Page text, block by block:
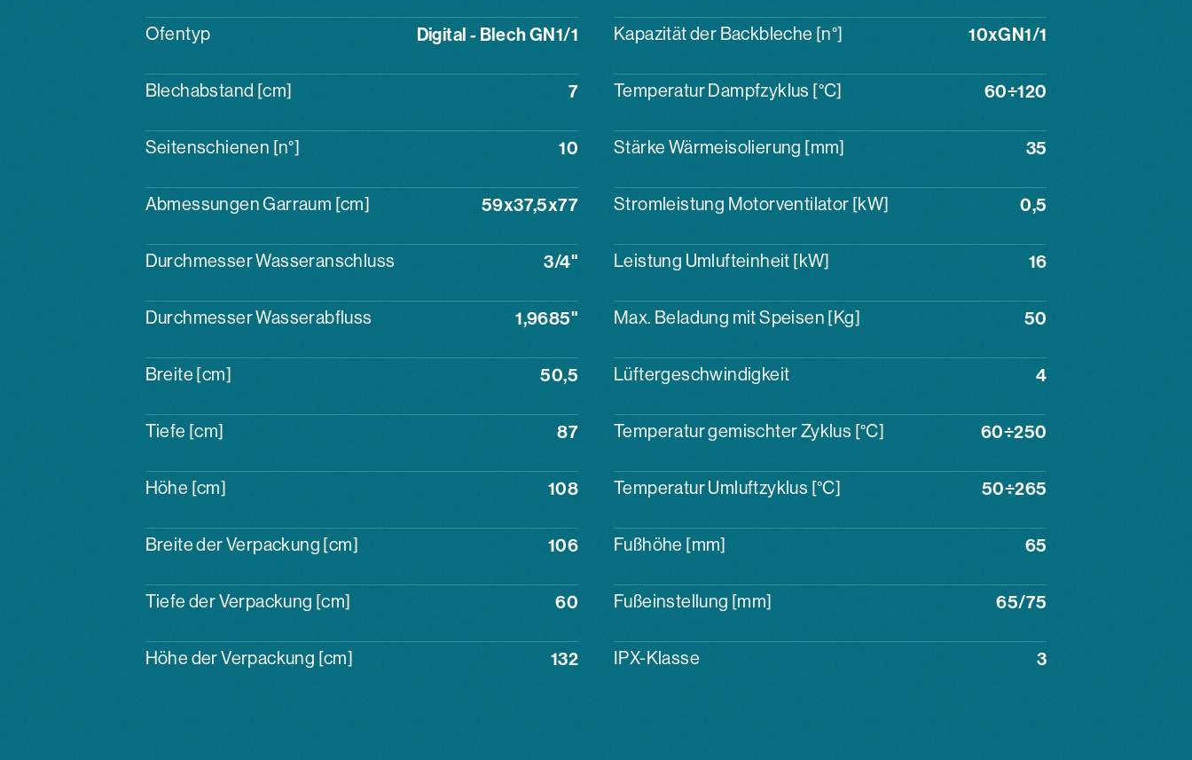
Ofentyp Digital - Blech GN1/1
Blechabstand [cm] 7
Seitenschienen [n°] 10
Abmessungen Garraum [cm] 59x37,5x77
Durchmesser Wasseranschluss 3/4"
Durchmesser Wasserabfluss 1,9685"
Breite [cm] 50,5
Tiefe [cm] 87
Höhe [cm] 108
Breite der Verpackung [cm] 106
Tiefe der Verpackung [cm] 60
Höhe der Verpackung [cm] 132
Kapazität der Backbleche [n°] 10xGN1/1
Temperatur Dampfzyklus [°C] 60÷120
Stärke Wärmeisolierung [mm] 35
Stromleistung Motorventilator [kW] 0,5
Leistung Umlufteinheit [kW] 16
Max. Beladung mit Speisen [Kg] 50
Lüftergeschwindigkeit 4
Temperatur gemischter Zyklus [°C] 60÷250
Temperatur Umluftzyklus [°C] 50÷265
Fußhöhe [mm] 65
Fußeinstellung [mm] 65/75
IPX-Klasse 3